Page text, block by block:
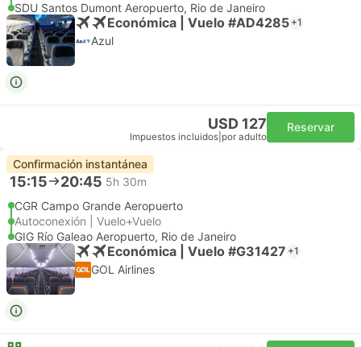
SDU Santos Dumont Aeropuerto, Rio de Janeiro
Económica | Vuelo #AD4285 +1
Azul
USD 127
Impuestos incluidos por adulto
Reservar
Confirmación instantánea
15:15 20:45 5h 30m
CGR Campo Grande Aeropuerto
Autoconexión | Vuelo+Vuelo
GIG Río Galeao Aeropuerto, Rio de Janeiro
Económica | Vuelo #G31427 +1
GOL Airlines